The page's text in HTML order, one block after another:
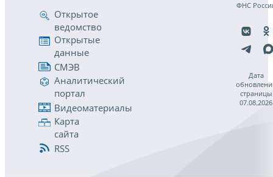
Открытое
ведомство
Открытые
данные
СМЭВ
Аналитический
портал
Видеоматериалы
Карта
сайта
RSS
ФНС
Дата
страницы
07.08.2026